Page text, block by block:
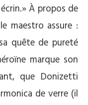
À propos de
maestro assure :
quête de pureté
marque son
que Donizetti
de verre (il